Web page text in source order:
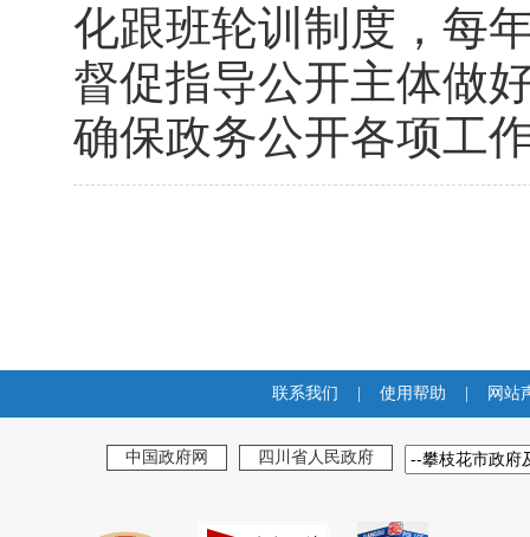
化跟班轮训制度，每
督促指导公开主体做
确保政务公开各项工
联系我们 使用帮助 网站
中国政府网 四川省人民政府